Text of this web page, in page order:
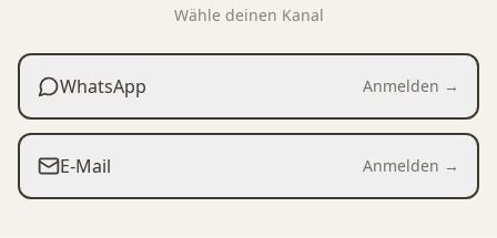
Wähle deinen Kanal
WhatsApp Anmelden →
E-Mail Anmelden →